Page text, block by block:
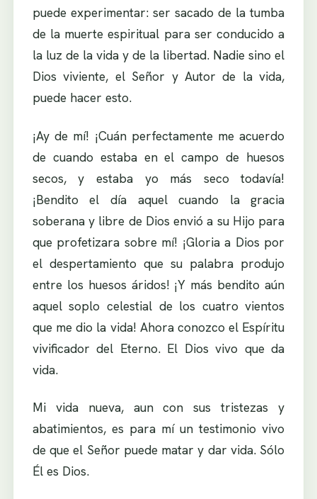
puede experimentar: ser sacado de la tumba
de la muerte espiritual para ser conducido a
la luz de la vida y de la libertad. Nadie sino el
Dios viviente, el Señor y Autor de la vida,
puede hacer esto.
¡Ay de mí! ¡Cuán perfectamente me acuerdo
de cuando estaba en el campo de huesos
secos, y estaba yo más seco todavía!
¡Bendito el día aquel cuando la gracia
soberana y libre de Dios envió a su Hijo para
que profetizara sobre mí! ¡Gloria a Dios por
el despertamiento que su palabra produjo
entre los huesos áridos! ¡Y más bendito aún
aquel soplo celestial de los cuatro vientos
que me dio la vida! Ahora conozco el Espíritu
vivificador del Eterno. El Dios vivo que da
vida.
Mi vida nueva, aun con sus tristezas y
abatimientos, es para mí un testimonio vivo
de que el Señor puede matar y dar vida. Sólo
Él es Dios.